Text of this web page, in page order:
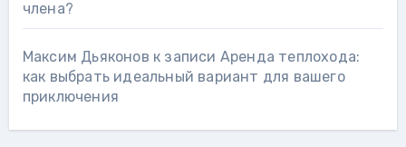
члена?
Максим Дьяконов к записи Аренда теплохода:
как выбрать идеальный вариант для вашего
приключения